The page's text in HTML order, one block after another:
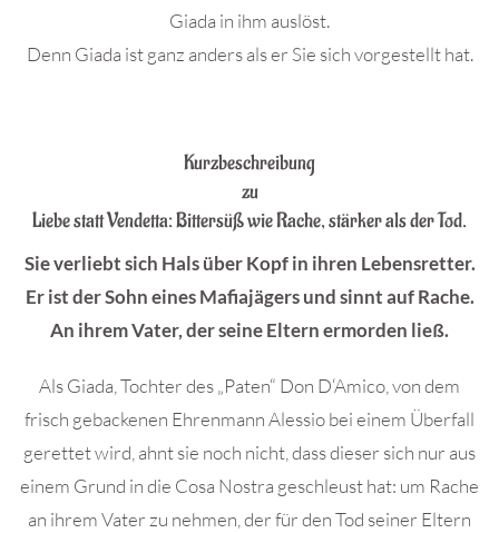
Giada in ihm auslöst.
Denn Giada ist ganz anders als er Sie sich vorgestellt hat.
Kurzbeschreibung
zu
Liebe statt Vendetta: Bittersüß wie Rache, stärker als der Tod.
Sie verliebt sich Hals über Kopf in ihren Lebensretter.
Er ist der Sohn eines Mafiajägers und sinnt auf Rache.
An ihrem Vater, der seine Eltern ermorden ließ.
Als Giada, Tochter des „Paten“ Don D‘Amico, von dem
frisch gebackenen Ehrenmann Alessio bei einem Überfall
gerettet wird, ahnt sie noch nicht, dass dieser sich nur aus
einem Grund in die Cosa Nostra geschleust hat: um Rache
an ihrem Vater zu nehmen, der für den Tod seiner Eltern